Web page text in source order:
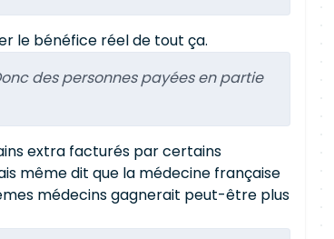
le bénéfice réel de tout ça.
des personnes payées en partie
extra facturés par certains
même dit que la médecine française
médecins gagnerait peut-être plus